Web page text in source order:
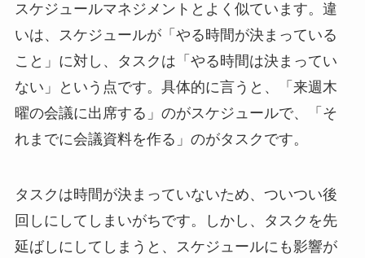
スケジュールマネジメントとよく似ています。違
いは、スケジュールが「やる時間が決まっている
こと」に対し、タスクは「やる時間は決まってい
ない」という点です。具体的に言うと、「来週木
曜の会議に出席する」のがスケジュールで、「そ
れまでに会議資料を作る」のがタスクです。
タスクは時間が決まっていないため、ついつい後
回しにしてしまいがちです。しかし、タスクを先
延ばしにしてしまうと、スケジュールにも影響が